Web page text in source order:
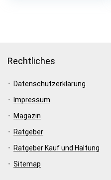
Rechtliches
Datenschutzerklärung
Impressum
Magazin
Ratgeber
Ratgeber Kauf und Haltung
Sitemap